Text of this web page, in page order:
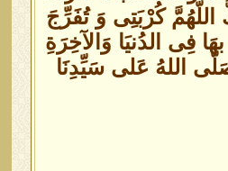
كُرْبَتِى وَ تُفَرِّجَ
فِى الدُنيَا وَالآخِرَةِ
اللهُ عَلى سَيِّدِنَا